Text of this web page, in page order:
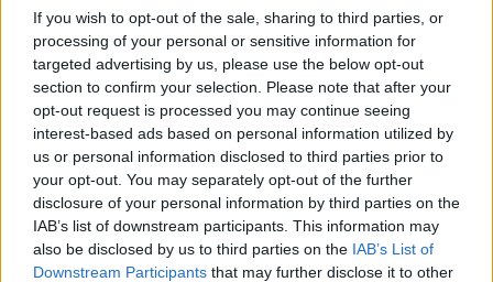
If you wish to opt-out of the sale, sharing to third parties, or
processing of your personal or sensitive information for
targeted advertising by us, please use the below opt-out
section to confirm your selection. Please note that after your
opt-out request is processed you may continue seeing
interest-based ads based on personal information utilized by
us or personal information disclosed to third parties prior to
your opt-out. You may separately opt-out of the further
disclosure of your personal information by third parties on the
IAB’s list of downstream participants. This information may
also be disclosed by us to third parties on the IAB’s List of
Downstream Participants that may further disclose it to other
växer
NYHETER 2026-07-01 KL. 20:40
Ljungby NU – på papper och digitalt
NYHETER 2026-06-30 KL. 14:46
Ikväll slås sommarrekordet: "Undvik att torktumla"
NYHETER 2026-06-25 KL. 06:00
Andra sommaren med campingen: "Vi är väldigt
taggade"